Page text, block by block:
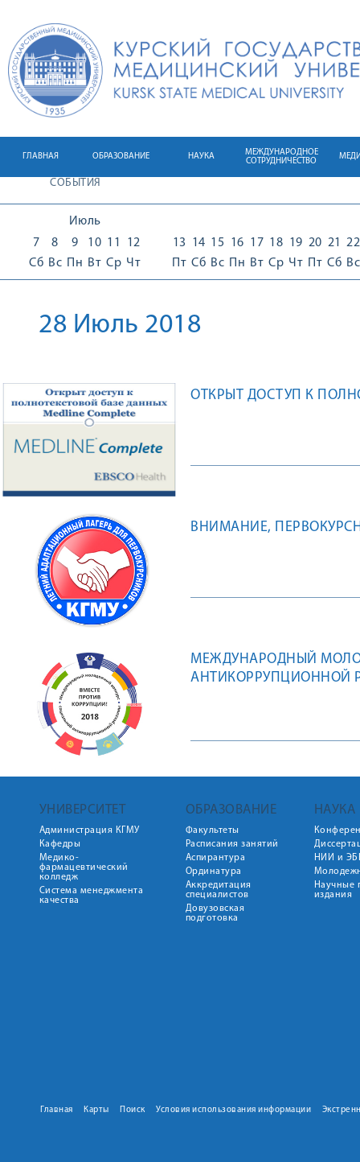
ГЛАВНАЯ ОБРАЗОВАНИЕ НАУКА
МЕЖДУНАРОДНОЕ
СОТРУДНИЧЕСТВО
СОБЫТИЯ
Июль
7
Сб
8
Вс
9
Пн
10
Вт
11
Ср
12
Чт
13
Пт
14
Сб
15
Вс
16
Пн
17
Вт
18
Ср
19
Чт
20
Пт
21
Сб
22
Вс
28 Июль 2018
ОТКРЫТ ДОСТУП К
ВНИМАНИЕ,
МЕЖДУНАРОДНЫЙ
АНТИКОРРУПЦИОННОЙ
УНИВЕРСИТЕТ
Администрация КГМУ
Кафедры
Медико-
фармацевтический
колледж
Система менеджмента
качества
ОБРАЗОВАНИЕ
Факультеты
Расписания занятий
Аспирантура
Ординатура
Аккредитация
специалистов
Довузовская
подготовка
НАУКА
НИИ и
Научные
издания
Главная Карты Поиск Условия использования информации